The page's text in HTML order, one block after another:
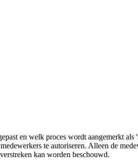
en welk proces wordt aangemerkt
te autoriseren. Alleen de
kan worden beschouwd.